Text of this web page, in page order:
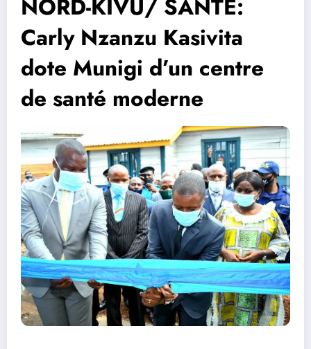
NORD-KIVU/ SANTÉ:
Carly Nzanzu Kasivita
dote Munigi d’un centre
de santé moderne